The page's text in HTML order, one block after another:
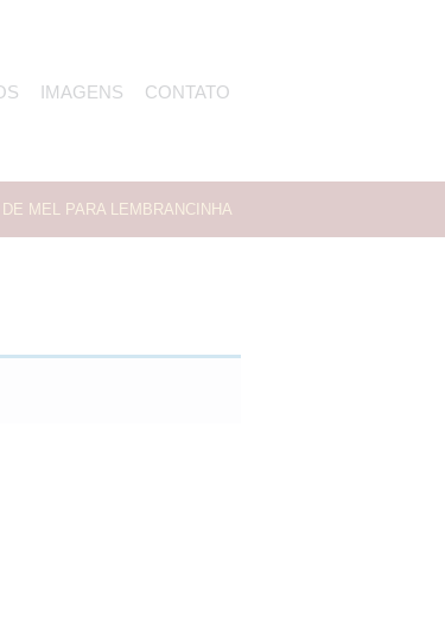
IMAGENS CONTATO
MEL PARA LEMBRANCINHA